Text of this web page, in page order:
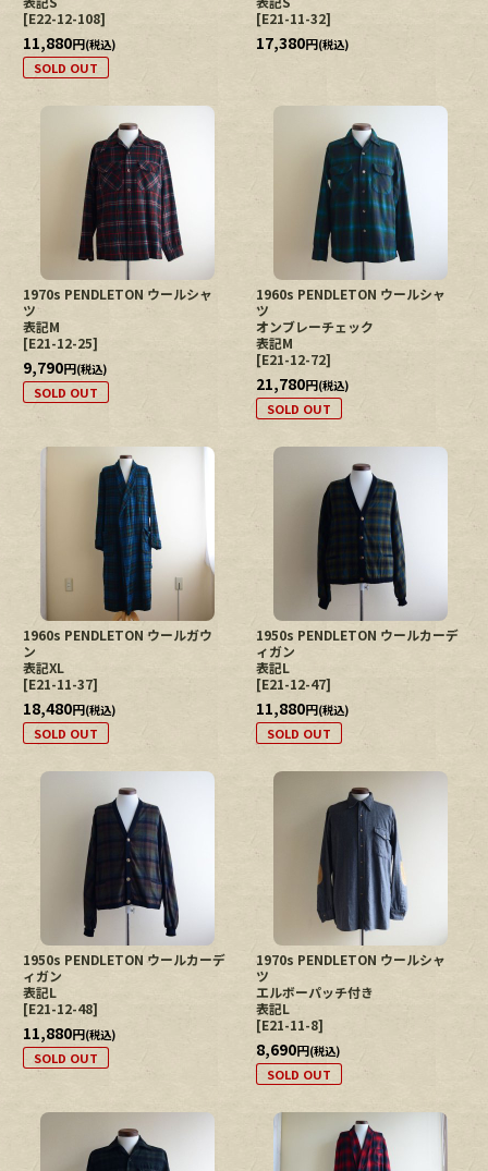
[E22-12-108]
11,880円(税込)
SOLD OUT
[E21-11-32]
17,380円(税込)
1970s PENDLETON ウールシャ
ツ
表記M
[E21-12-25]
9,790円(税込)
SOLD OUT
1960s PENDLETON ウールシャ
ツ
オンブレーチェック
表記M
[E21-12-72]
21,780円(税込)
SOLD OUT
1960s PENDLETON ウールガウ
ン
表記XL
[E21-11-37]
18,480円(税込)
SOLD OUT
1950s PENDLETON ウールカーデ
ィガン
表記L
[E21-12-47]
11,880円(税込)
SOLD OUT
1950s PENDLETON ウールカーデ
ィガン
表記L
[E21-12-48]
11,880円(税込)
SOLD OUT
1970s PENDLETON ウールシャ
ツ
エルボーパッチ付き
表記L
[E21-11-8]
8,690円(税込)
SOLD OUT